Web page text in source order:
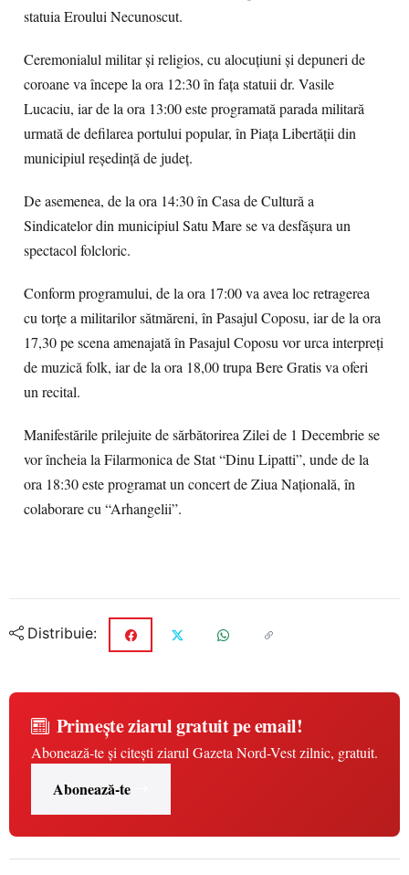
statuia Eroului Necunoscut.
Ceremonialul militar şi religios, cu alocuţiuni şi depuneri de
coroane va începe la ora 12:30 în faţa statuii dr. Vasile
Lucaciu, iar de la ora 13:00 este programată parada militară
urmată de defilarea portului popular, în Piața Libertății din
municipiul reşedinţă de judeţ.
De asemenea, de la ora 14:30 în Casa de Cultură a
Sindicatelor din municipiul Satu Mare se va desfăşura un
spectacol folcloric.
Conform programului, de la ora 17:00 va avea loc retragerea
cu torţe a militarilor sătmăreni, în Pasajul Coposu, iar de la ora
17,30 pe scena amenajată în Pasajul Coposu vor urca interpreţi
de muzică folk, iar de la ora 18,00 trupa Bere Gratis va oferi
un recital.
Manifestările prilejuite de sărbătorirea Zilei de 1 Decembrie se
vor încheia la Filarmonica de Stat “Dinu Lipatti”, unde de la
ora 18:30 este programat un concert de Ziua Națională, în
colaborare cu “Arhangelii”.
Distribuie:
Primește ziarul gratuit pe email!
Abonează-te și citești ziarul Gazeta Nord-Vest zilnic, gratuit.
Abonează-te